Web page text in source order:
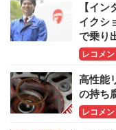
【イ
イクシ
で乗り
レコメン
高性能
の持ち
レコメン